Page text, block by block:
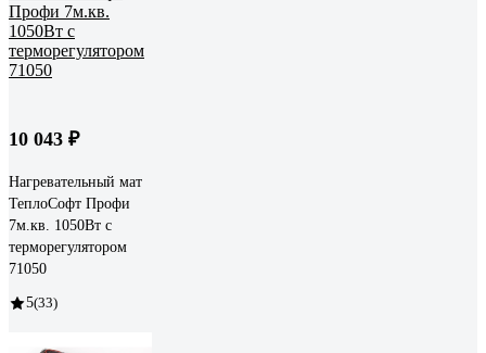
10 043 ₽
Нагревательный мат
ТеплоСофт Профи
7м.кв. 1050Вт с
терморегулятором
71050
5(33)